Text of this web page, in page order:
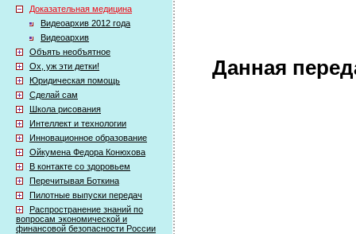
Доказательная медицина
Видеоархив 2012 года
Видеоархив
Объять необъятное
Ох, уж эти детки!
Юридическая помощь
Сделай сам
Школа рисования
Интеллект и технологии
Инновационное образование
Ойкумена Федора Конюхова
В контакте со здоровьем
Перечитывая Боткина
Пилотные выпуски передач
Распространение знаний по
вопросам экономической и
финансовой безопасности России
Данная